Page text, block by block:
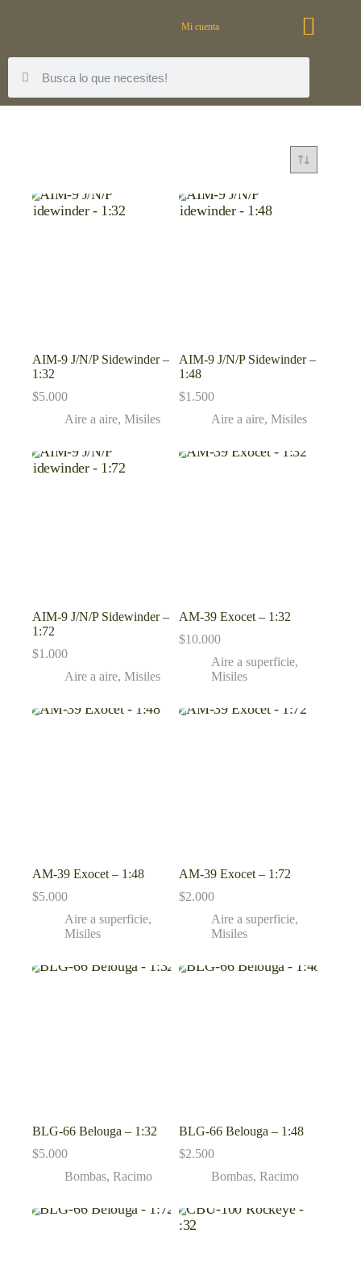
Mi cuenta
AIM-9 J/N/P Sidewinder –
1:32
$5.000
Aire a aire, Misiles
AIM-9 J/N/P Sidewinder –
1:48
$1.500
Aire a aire,Misiles
AIM-9 J/N/P Sidewinder –
1:72
$1.000
Aire a aire, Misiles
AM-39 Exocet – 1:32
$10.000
Aire a superficie,
Misiles
AM-39 Exocet – 1:48
$5.000
Aire a superficie,
Misiles
AM-39 Exocet – 1:72
$2.000
Aire a superficie,
Misiles
BLG-66 Belouga – 1:32
$5.000
Bombas, Racimo
BLG-66 Belouga – 1:48
$2.500
Bombas,Racimo